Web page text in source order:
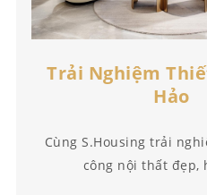
Trải Nghiệm
Hảo
Cùng S.Housing trải
công nội thất đẹp,